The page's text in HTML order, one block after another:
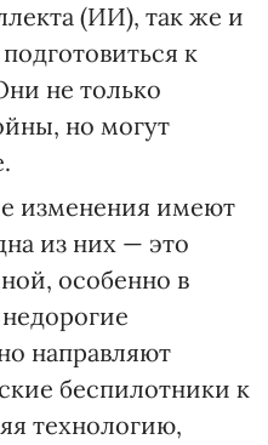
(ИИ), так же и
к
не только
но могут
изменения имеют
из них — это
особенно в
направляют
беспилотники к
технологию,